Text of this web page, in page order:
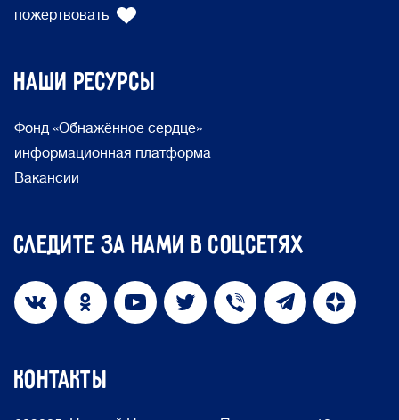
пожертвовать
Наши ресурсы
Фонд «Обнажённое сердце»
информационная платформа
Вакансии
Следите за нами в соцсетях
КОНТАКТЫ